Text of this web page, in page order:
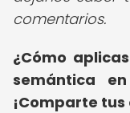
comentarios.
¿Cómo
semántica
¡Comparte